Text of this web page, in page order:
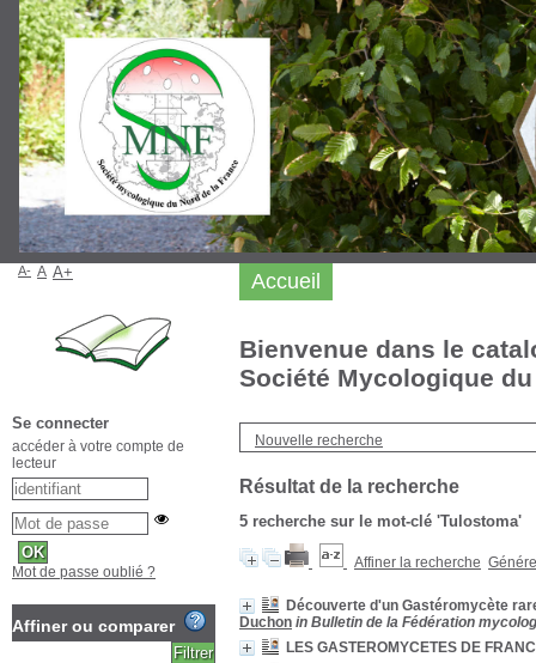
Bienvenue dans le
Société Mycologique
Nouvelle recherche
Résultat de la recherche
5 recherche sur le mot-clé 'Tulostoma'
Affiner la recherche
Découverte d'un Gastéromycète
Duchon in Bulletin de la Fédération
LES GASTEROMYCETES DE
Accueil
A- A A+
Se connecter
accéder à votre compte de
lecteur
Mot de passe oublié ?
Affiner ou comparer